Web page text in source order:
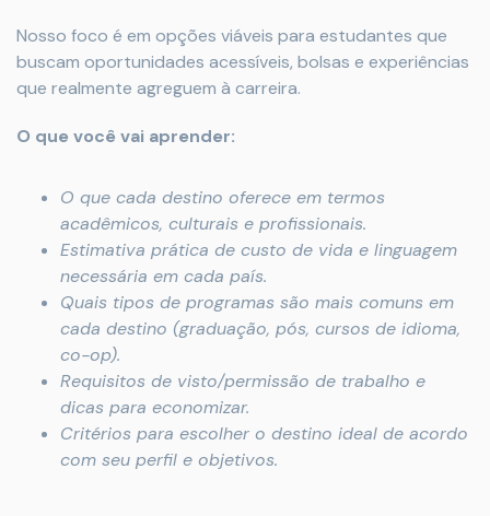
Nosso foco é em opções viáveis para estudantes que
buscam oportunidades acessíveis, bolsas e experiências
que realmente agreguem à carreira.
O que você vai aprender:
O que cada destino oferece em termos
acadêmicos, culturais e profissionais.
Estimativa prática de custo de vida e linguagem
necessária em cada país.
Quais tipos de programas são mais comuns em
cada destino (graduação, pós, cursos de idioma,
co-op).
Requisitos de visto/permissão de trabalho e
dicas para economizar.
Critérios para escolher o destino ideal de acordo
com seu perfil e objetivos.